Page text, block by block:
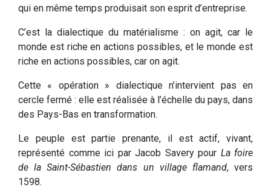
qui en même temps produisait son esprit d’entreprise.
C’est la dialectique du matérialisme : on agit, car le
monde est riche en actions possibles, et le monde est
riche en actions possibles, car on agit.
Cette « opération » dialectique n’intervient pas en
cercle fermé : elle est réalisée à l’échelle du pays, dans
des Pays-Bas en transformation.
Le peuple est partie prenante, il est actif, vivant,
représenté comme ici par Jacob Savery pour La foire
de la Saint-Sébastien dans un village flamand, vers
1598.